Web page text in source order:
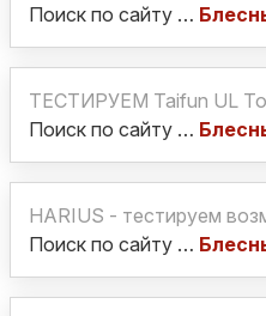
Поиск по сайту …
ТЕСТИРУЕМ Taifun UL
Поиск по сайту …
HARIUS - тестируем
Поиск по сайту …